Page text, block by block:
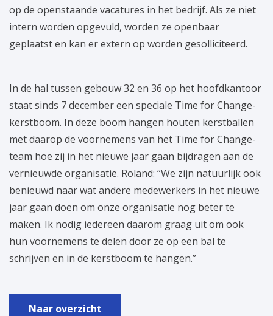
op de openstaande vacatures in het bedrijf. Als ze niet
intern worden opgevuld, worden ze openbaar
geplaatst en kan er extern op worden gesolliciteerd.
In de hal tussen gebouw 32 en 36 op het hoofdkantoor
staat sinds 7 december een speciale Time for Change-
kerstboom. In deze boom hangen houten kerstballen
met daarop de voornemens van het Time for Change-
team hoe zij in het nieuwe jaar gaan bijdragen aan de
vernieuwde organisatie. Roland: “We zijn natuurlijk ook
benieuwd naar wat andere medewerkers in het nieuwe
jaar gaan doen om onze organisatie nog beter te
maken. Ik nodig iedereen daarom graag uit om ook
hun voornemens te delen door ze op een bal te
schrijven en in de kerstboom te hangen.”
Naar overzicht